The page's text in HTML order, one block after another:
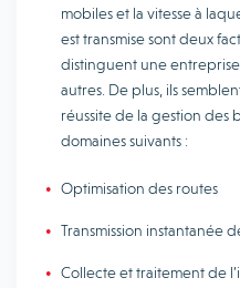
mobiles et la vitesse à
est transmise sont deux
distinguent une
autres. De plus, ils
réussite de la gestion des
domaines suivants :
Optimisation des routes
Transmission instantanée
Collecte et traitement de